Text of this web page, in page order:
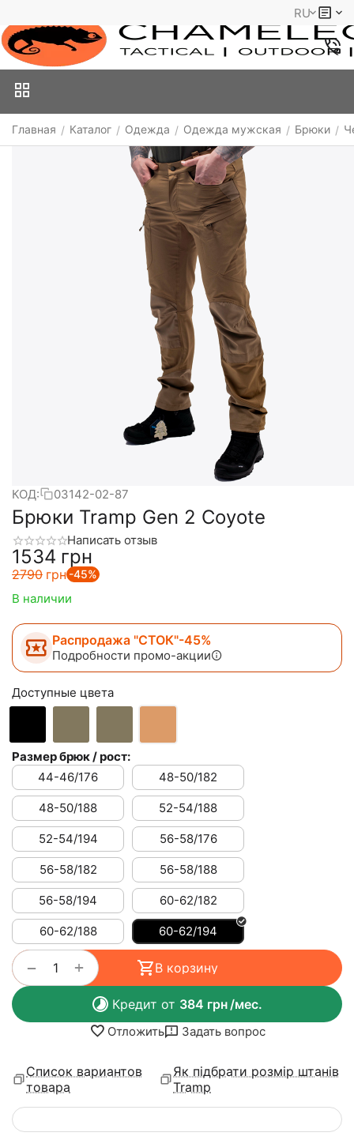
RU
Главная / Каталог / Одежда / Одежда мужская / Брюки /
КОД: 03142-02-87
Брюки Tramp Gen 2 Coyote
Написать отзыв
‍1534‍ грн
‍2790‍ грн -45%
В наличии
Распродажа "СТОК"-45%
Подробности промо-акции
Доступные цвета
Размер брюк / рост:
44-46/176
48-50/182
48-50/188 52-54/188
52-54/194 56-58/176
56-58/182 56-58/188
56-58/194 60-62/182
60-62/188 60-62/194
+
− В корзину
Кредит от 384 грн/мес.
Отложить Задать вопрос
Список вариантов
товара
Як підбрати розмір штанів
Tramp